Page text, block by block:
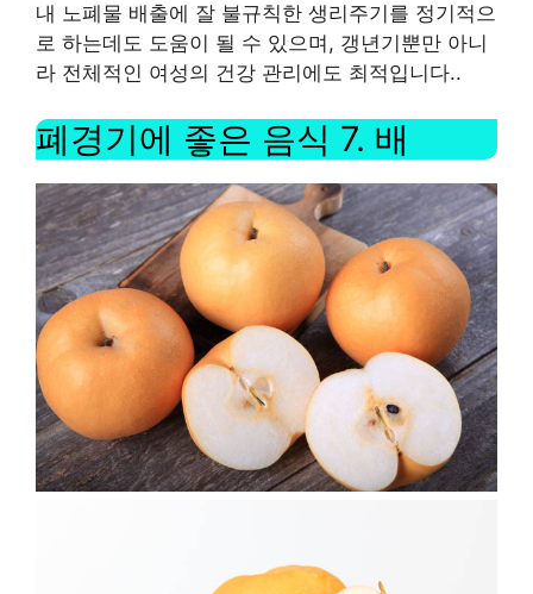
내 노폐물 배출에 잘 불규칙한 생리주기를 정기적으
로 하는데도 도움이 될 수 있으며, 갱년기뿐만 아니
라 전체적인 여성의 건강 관리에도 최적입니다..
폐경기에 좋은 음식 7. 배